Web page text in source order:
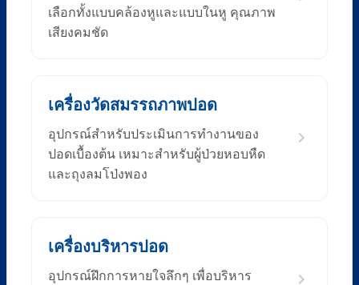
เลือกทั้งแบบคล้องหูและแบบในหู คุณภาพ
เสียงคมชัด
เครื่องวัดสมรรถภาพปอด
อุปกรณ์สำหรับประเมินการทำงานของ
ปอดเบื้องต้น เหมาะสำหรับผู้ป่วยหอบหืด
และถุงลมโป่งพอง
เครื่องบริหารปอด
อุปกรณ์ฝึกการหายใจลึกๆ เพื่อบริหาร